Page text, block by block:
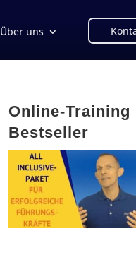
Über uns
Online-Training
Bestseller